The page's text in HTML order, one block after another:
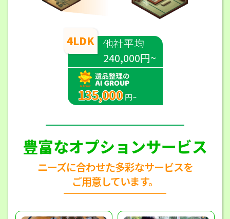
4LDK 他社平均
240,000円~
135,000 円~
豊富なオプションサービス
ニーズに合わせた多彩なサービスを
ご用意しています。